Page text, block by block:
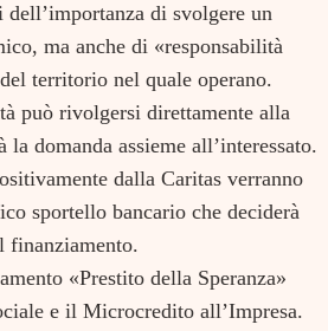
dell’importanza di svolgere un
ma anche di «responsabilità
territorio nel quale operano.
può rivolgersi direttamente alla
la domanda assieme all’interessato.
dalla Caritas verranno
sportello bancario che deciderà
finanziamento.
«Prestito della Speranza»
e il Microcredito all’Impresa.